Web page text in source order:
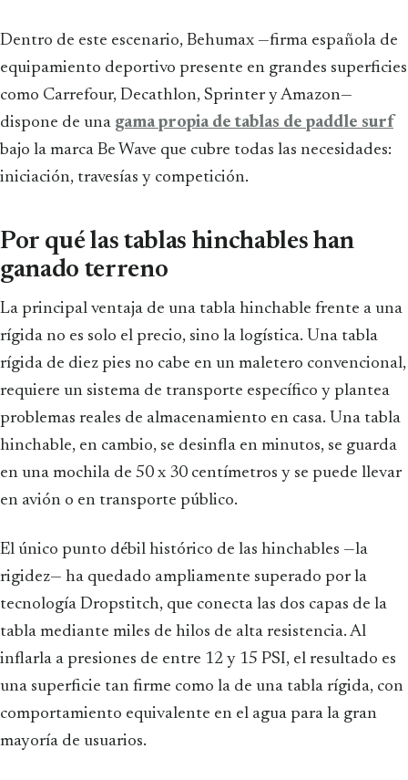
Dentro de este escenario, Behumax —firma española de
equipamiento deportivo presente en grandes superficies
como Carrefour, Decathlon, Sprinter y Amazon—
dispone de una gama propia de tablas de paddle surf
bajo la marca Be Wave que cubre todas las necesidades:
iniciación, travesías y competición.
Por qué las tablas hinchables han
ganado terreno
La principal ventaja de una tabla hinchable frente a una
rígida no es solo el precio, sino la logística. Una tabla
rígida de diez pies no cabe en un maletero convencional,
requiere un sistema de transporte específico y plantea
problemas reales de almacenamiento en casa. Una tabla
hinchable, en cambio, se desinfla en minutos, se guarda
en una mochila de 50 x 30 centímetros y se puede llevar
en avión o en transporte público.
El único punto débil histórico de las hinchables —la
rigidez— ha quedado ampliamente superado por la
tecnología Dropstitch, que conecta las dos capas de la
tabla mediante miles de hilos de alta resistencia. Al
inflarla a presiones de entre 12 y 15 PSI, el resultado es
una superficie tan firme como la de una tabla rígida, con
comportamiento equivalente en el agua para la gran
mayoría de usuarios.